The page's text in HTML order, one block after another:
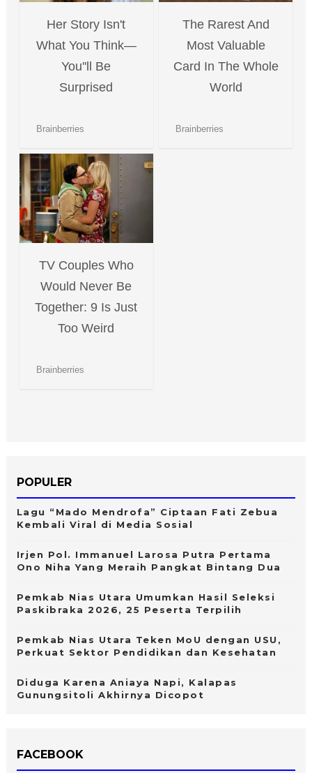
POPULER
Lagu “Mado Mendrofa” Ciptaan Fati Zebua
Kembali Viral di Media Sosial
Irjen Pol. Immanuel Larosa Putra Pertama
Ono Niha Yang Meraih Pangkat Bintang Dua
Pemkab Nias Utara Umumkan Hasil Seleksi
Paskibraka 2026, 25 Peserta Terpilih
Pemkab Nias Utara Teken MoU dengan USU,
Perkuat Sektor Pendidikan dan Kesehatan
Diduga Karena Aniaya Napi, Kalapas
Gunungsitoli Akhirnya Dicopot
FACEBOOK